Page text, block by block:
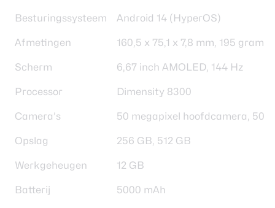
Besturingssysteem Android 14 (HyperOS)
Afmetingen 160,5 x 75,1 x 7,8 mm, 195 gram
Scherm 6,67 inch AMOLED, 144 Hz
Processor Dimensity 8300
Camera’s 50 megapixel hoofdcamera, 50
Opslag 256 GB, 512 GB
Werkgeheugen 12 GB
Batterij 5000 mAh